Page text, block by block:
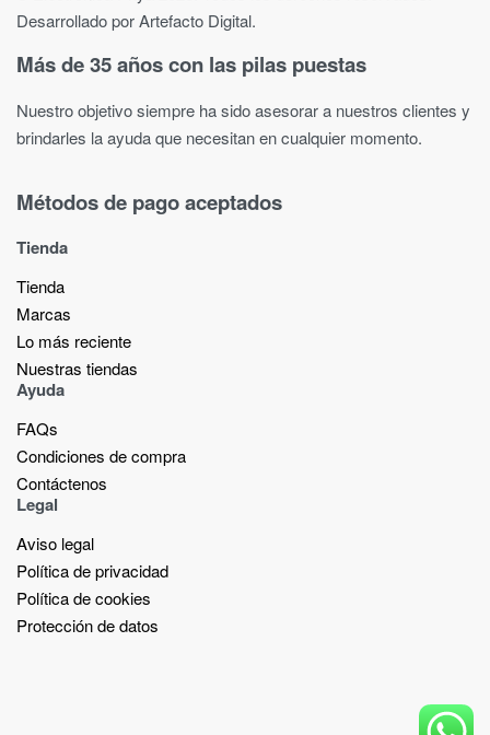
Desarrollado por Artefacto Digital.
Más de 35 años con las pilas puestas
Nuestro objetivo siempre ha sido asesorar a nuestros clientes y
brindarles la ayuda que necesitan en cualquier momento.
Métodos de pago aceptados
Tienda
Tienda
Marcas
Lo más reciente​
Nuestras tiendas​
Ayuda
FAQs
Condiciones de compra
Contáctenos
Legal
Aviso legal
Política de privacidad
Política de cookies
Protección de datos